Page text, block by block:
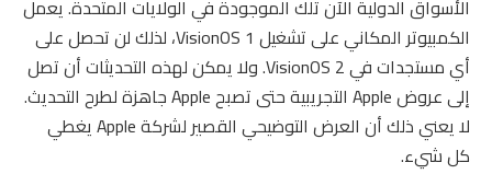
الأسواق الدولية الآن تلك الموجودة في الولايات المتحدة. يعمل
الكمبيوتر المكاني على تشغيل VisionOS 1، لذلك لن تحصل على
أي مستجدات في VisionOS 2. ولا يمكن لهذه التحديثات أن تصل
إلى عروض Apple التجريبية حتى تصبح Apple جاهزة لطرح التحديث.
لا يعني ذلك أن العرض التوضيحي القصير لشركة Apple يغطي
كل شيء.